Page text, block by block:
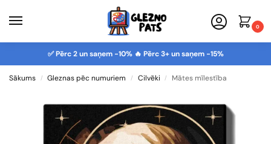
0
✅ Pērc 2 un saņem -10% 🔥 Pērc 3+ un saņem -15%
Sākums / Gleznas pēc numuriem / Cilvēki / Mātes mīlestība